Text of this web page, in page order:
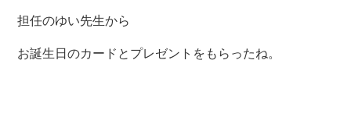
担任のゆい先生から
お誕生日のカードとプレゼントをもらったね。